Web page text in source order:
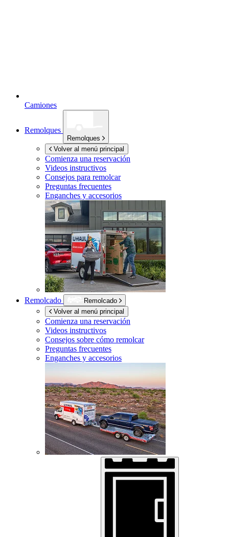
Camiones
Remolques
Remolques
Volver al menú principal
Comienza una reservación
Videos instructivos
Consejos para remolcar
Preguntas frecuentes
Enganches y accesorios
Remolcado
Remolcado
Volver al menú principal
Comienza una reservación
Videos instructivos
Consejos sobre cómo remolcar
Preguntas frecuentes
Enganches y accesorios